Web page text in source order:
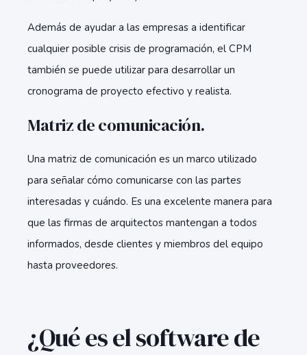
Además de ayudar a las empresas a identificar
cualquier posible crisis de programación, el CPM
también se puede utilizar para desarrollar un
cronograma de proyecto efectivo y realista.
Matriz de comunicación.
Una matriz de comunicación es un marco utilizado
para señalar cómo comunicarse con las partes
interesadas y cuándo. Es una excelente manera para
que las firmas de arquitectos mantengan a todos
informados, desde clientes y miembros del equipo
hasta proveedores.
¿Qué es el software de